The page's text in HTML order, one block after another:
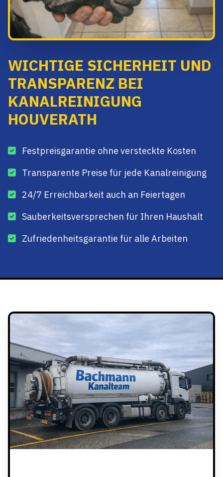
WICHTIGE SICHERHEIT UND
TRANSPARENZ BEI
KANALREINIGUNG
HOUVERATH
Festpreisgarantie ohne versteckte Kosten
Transparente Preise für jede Kanalreinigung
24/7 Erreichbarkeit auch an Feiertagen
Sauberkeitsversprechen für Ihren Haushalt
Zufriedenheitsgarantie für alle Arbeiten